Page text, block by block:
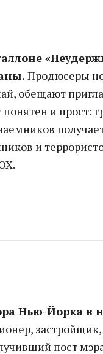
Продюсеры
обещают
и прост:
и
Нью-Йорка в
пост